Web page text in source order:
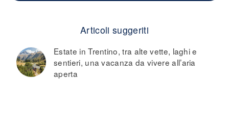
Articoli suggeriti
Estate in Trentino, tra alte vette, laghi e
sentieri, una vacanza da vivere all’aria
aperta